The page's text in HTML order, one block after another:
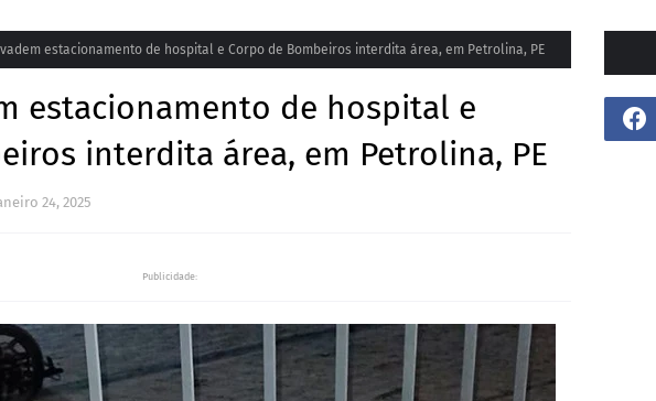
estacionamento de hospital e Corpo de Bombeiros interdita área, em Petrolina, PE
estacionamento de hospital e
interdita área, em Petrolina, PE
24, 2025
Publicidade: